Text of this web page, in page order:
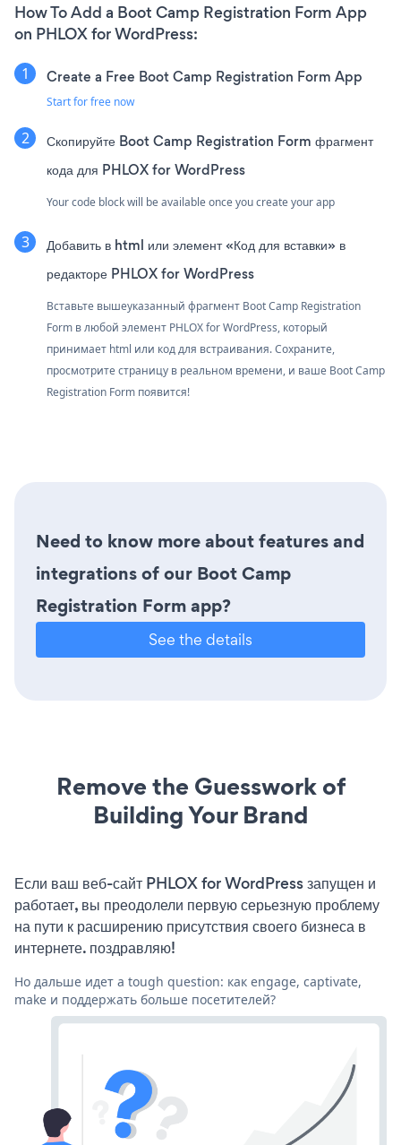
How To Add a Boot Camp Registration Form App
on PHLOX for WordPress:
Create a Free Boot Camp Registration Form App
Start for free now
Скопируйте Boot Camp Registration Form фрагмент
кода для PHLOX for WordPress
Your code block will be available once you create your app
Добавить в html или элемент «Код для вставки» в
редакторе PHLOX for WordPress
Вставьте вышеуказанный фрагмент Boot Camp Registration
Form в любой элемент PHLOX for WordPress, который
принимает html или код для встраивания. Сохраните,
просмотрите страницу в реальном времени, и ваше Boot Camp
Registration Form появится!
Need to know more about features and
integrations of our Boot Camp
Registration Form app?
See the details
Remove the Guesswork of
Building Your Brand
Если ваш веб-сайт PHLOX for WordPress запущен и
работает, вы преодолели первую серьезную проблему
на пути к расширению присутствия своего бизнеса в
интернете. поздравляю!
Но дальше идет a tough question: как engage, captivate,
make и поддержать больше посетителей?